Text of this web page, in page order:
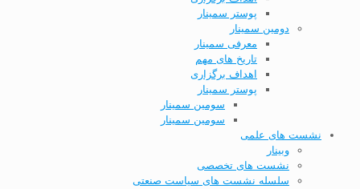
پوستر سمینار
دومین سمینار
معرفی سمینار
تاریخ های مهم
اهداف برگزاری
پوستر سمینار
سومین سمینار
سومین سمینار
نشست های علمی
وبینار
نشست های تخصصی
سلسله نشست های سیاست صنعتی